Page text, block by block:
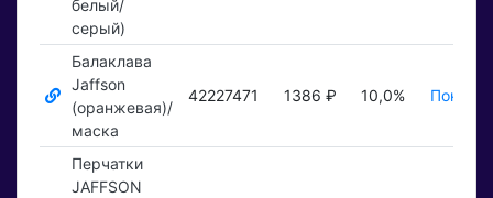
белый/
серый)
Балаклава
Jaffson
(оранжевая)/
маска
42227471 1386 ₽ 10,0%
Перчатки
JAFFSON